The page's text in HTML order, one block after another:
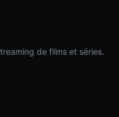
de films et séries.